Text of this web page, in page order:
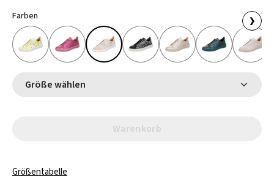
Farben ❯
Größe wählen
Warenkorb
Größentabelle